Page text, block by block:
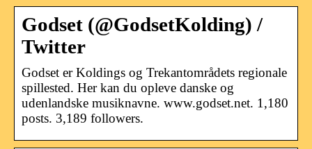
Godset (@GodsetKolding) /
Twitter
Godset er Koldings og Trekantområdets regionale
spillested. Her kan du opleve danske og
udenlandske musiknavne. www.godset.net. 1,180
posts. 3,189 followers.